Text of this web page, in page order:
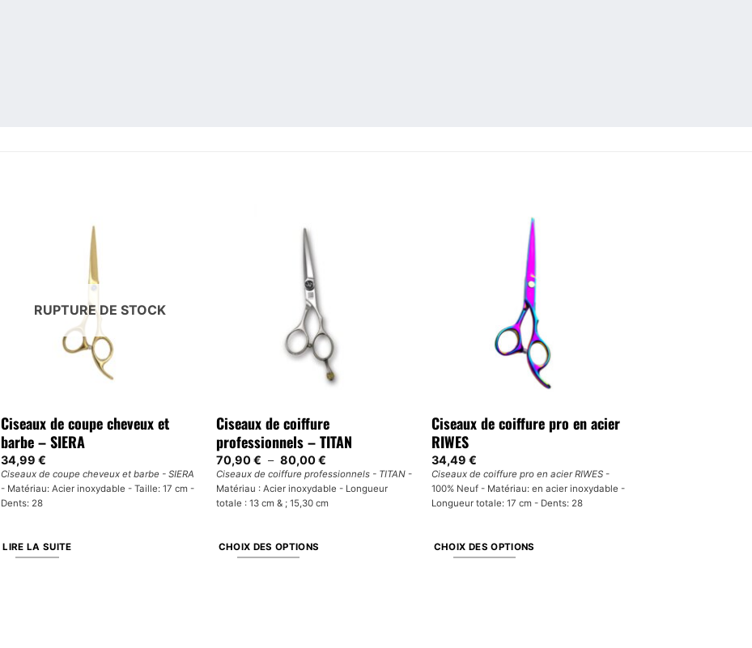
RUPTURE DE STOCK
Ciseaux de coupe cheveux et
barbe – SIERA
34,99 €
Ciseaux de coupe cheveux et barbe - SIERA
- Matériau: Acier inoxydable - Taille: 17 cm -
Dents: 28
LIRE LA SUITE
Ciseaux de coiffure
professionnels – TITAN
70,90€ – 80,00€Plage
de
prix :
70,90 €
à
Ciseaux de coiffure professionnels - TITAN-
Matériau : Acier inoxydable - Longueur
totale : 13 cm & ; 15,30 cm
CHOIX DES OPTIONS
Ciseaux de coiffure pro en acier
RIWES
34,49€
Ciseaux de coiffure pro en acier RIWES -
100% Neuf - Matériau: en acier inoxydable -
Longueur totale: 17 cm - Dents: 28
CHOIX DES OPTIONS